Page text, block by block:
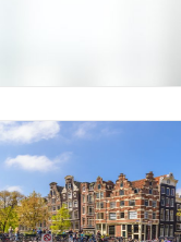
Read More